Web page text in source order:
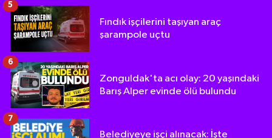
Fındık işçilerini taşıyan araç
şarampole uçtu
5
Zonguldak'ta acı olay: 20 yaşındaki
Barış Alper evinde ölü bulundu
6
Belediyeye işçi alınacak: İşte
7